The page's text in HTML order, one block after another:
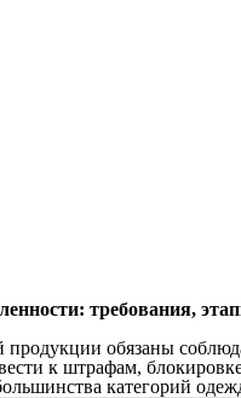
требования,
обязаны
к штрафам,
категорий